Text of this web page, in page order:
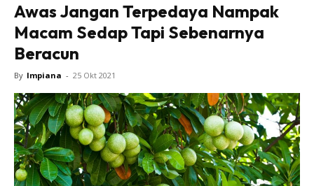
Ruang Makan
Ruang Tamu
Direktori
Interior Design
Landskap
DIY
Bilik Air
Bilik Tidur
Dapur
Awas Jangan Terpedaya Nampak
Macam Sedap Tapi Sebenarnya
Beracun
By Impiana - 25 Okt 2021